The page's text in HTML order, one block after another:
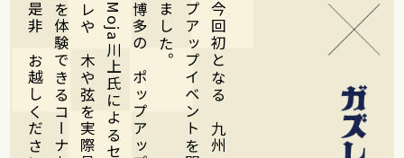
是非、お越しください。 ました。